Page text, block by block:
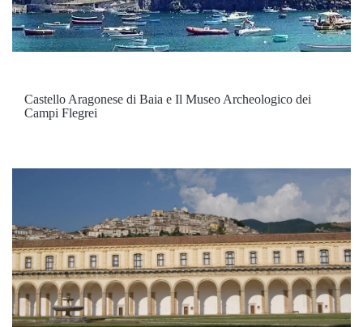
Castello Aragonese di Baia e Il Museo Archeologico dei
Campi Flegrei